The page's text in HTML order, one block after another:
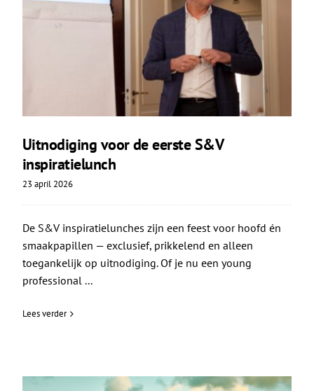
Uitnodiging voor de eerste S&V
inspiratielunch
23 april 2026
De S&V inspiratielunches zijn een feest voor hoofd én
smaakpapillen — exclusief, prikkelend en alleen
toegankelijk op uitnodiging. Of je nu een young
professional ...
Lees verder